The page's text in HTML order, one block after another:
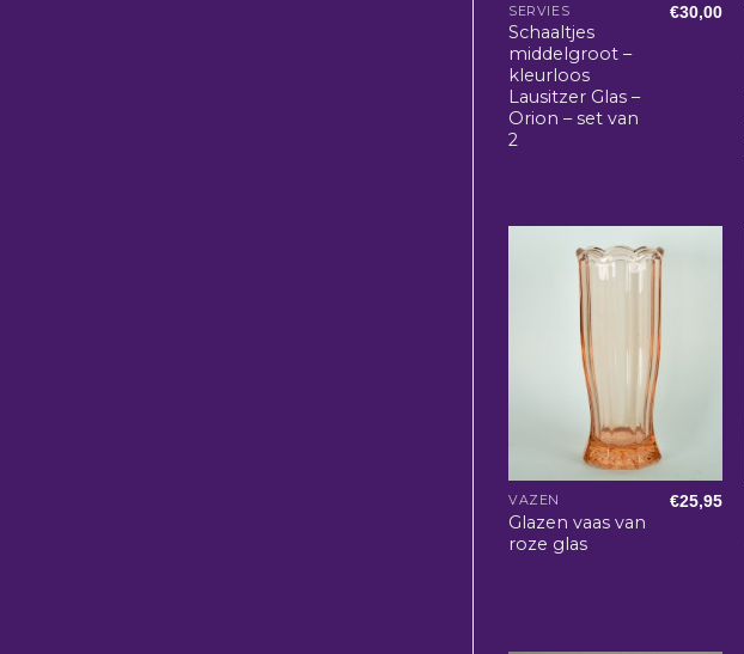
SERVIES
Schaaltjes
middelgroot –
kleurloos
Lausitzer Glas –
Orion – set van
2
€30,00
VAZEN
Glazen vaas van
roze glas
€25,95